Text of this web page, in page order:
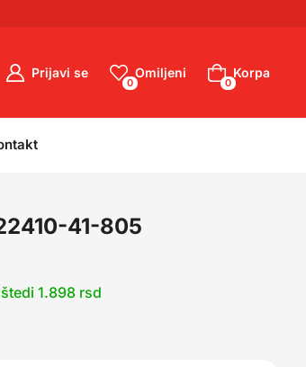
Prijavi se
0
Omiljeni
0
Korpa
41-805
1.898 rsd